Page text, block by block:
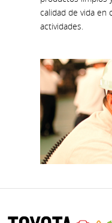
calidad de vida en
actividades.